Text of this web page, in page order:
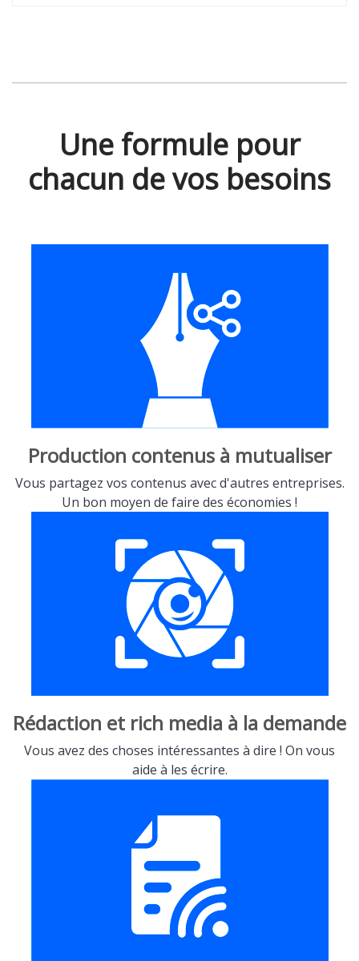
Une formule pour
chacun de vos besoins
Production contenus à mutualiser
Vous partagez vos contenus avec d'autres entreprises.
Un bon moyen de faire des économies !
Rédaction et rich media à la demande
Vous avez des choses intéressantes à dire ! On vous
aide à les écrire.